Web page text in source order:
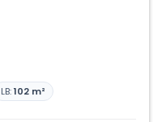
LB:102 m²